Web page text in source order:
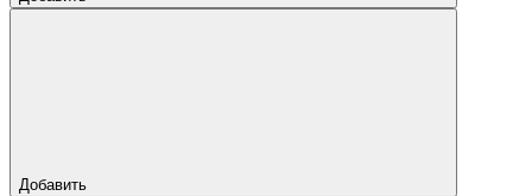
Добавить